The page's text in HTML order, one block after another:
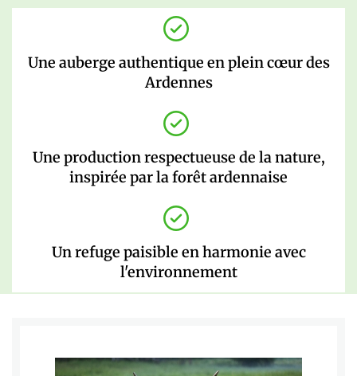
Une auberge authentique en plein cœur des
Ardennes
Une production respectueuse de la nature,
inspirée par la forêt ardennaise
Un refuge paisible en harmonie avec
l'environnement